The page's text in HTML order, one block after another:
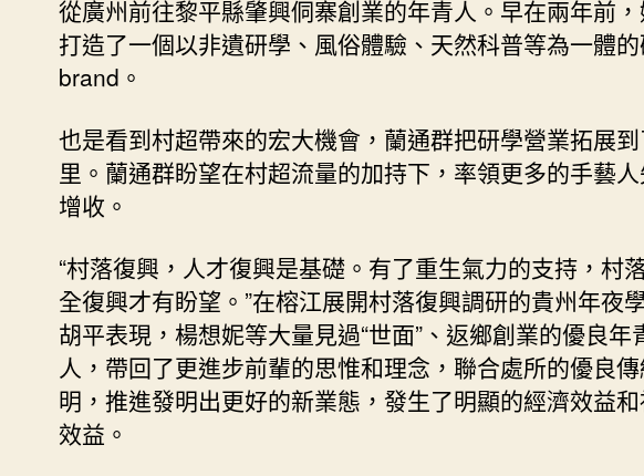
從廣州前往黎平縣肇興侗寨創業的年青人。早在兩年前
打造了一個以非遺研學、風俗體驗、天然科普等為一體
brand。
也是看到村超帶來的宏大機會，蘭通群把研學營業拓展
里。蘭通群盼望在村超流量的加持下，率領更多的手藝
增收。
“村落復興，人才復興是基礎。有了重生氣力的支持，村
全復興才有盼望。”在榕江展開村落復興調研的貴州年夜
胡平表現，楊想妮等大量見過“世面”、返鄉創業的優良年
人，帶回了更進步前輩的思惟和理念，聯合處所的優良
明，推進發明出更好的新業態，發生了明顯的經濟效益
效益。